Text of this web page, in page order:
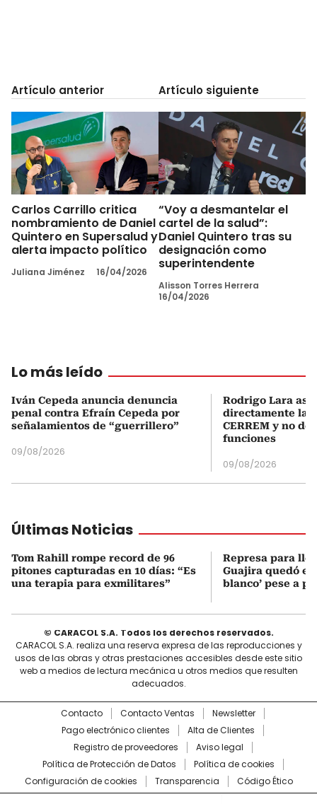
Artículo anterior
Carlos Carrillo critica
nombramiento de Daniel
Quintero en Supersalud y
alerta impacto político
Juliana Jiménez 16/04/2026
Artículo siguiente
“Voy a desmantelar el
cartel de la salud”:
Daniel Quintero tras su
designación como
superintendente
Alisson Torres Herrera
16/04/2026
Lo más leído
Iván Cepeda anuncia denuncia
penal contra Efraín Cepeda por
señalamientos de “guerrillero”
09/08/2026
Rodrigo Lara
directamente la
CERREM y no
funciones
09/08/2026
Últimas Noticias
Tom Rahill rompe record de 96
pitones capturadas en 10 días: “Es
una terapia para exmilitares”
Represa para
Guajira quedó en
blanco’ pese a
© CARACOL S.A. Todos los derechos reservados.
CARACOL S.A. realiza una reserva expresa de las reproducciones y
usos de las obras y otras prestaciones accesibles desde este sitio
web a medios de lectura mecánica u otros medios que resulten
adecuados.
Contacto Contacto Ventas
Newsletter
Pago electrónico clientes
Alta de Clientes
Registro de proveedores
Aviso legal
Política de Protección de Datos
Política de cookies
Configuración de cookies
Transparencia Código Ético